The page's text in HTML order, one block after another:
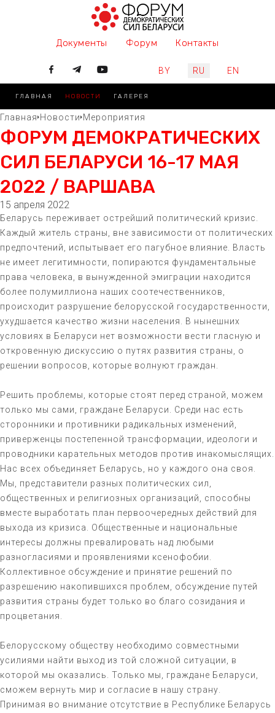
Документы Форум Контакты
Выберите язык
BY RU EN
ГЛАВНАЯ НОВОСТИ ГАЛЕРЕЯ
Главная Новости Мероприятия
ФОРУМ ДЕМОКРАТИЧЕСКИХ
СИЛ БЕЛАРУСИ 16-17 МАЯ
2022 / ВАРШАВА
15 апреля 2022
Беларусь переживает острейший политический кризис.
Каждый житель страны, вне зависимости от политических
предпочтений, испытывает его пагубное влияние. Власть
не имеет легитимности, попираются фундаментальные
права человека, в вынужденной эмиграции находится
более полумиллиона наших соотечественников,
происходит разрушение белорусской государственности,
ухудшается качество жизни населения. В нынешних
условиях в Беларуси нет возможности вести гласную и
откровенную дискуссию о путях развития страны, о
решении вопросов, которые волнуют граждан.
Решить проблемы, которые стоят перед страной, можем
только мы сами, граждане Беларуси. Среди нас есть
сторонники и противники радикальных изменений,
приверженцы постепенной трансформации, идеологи и
проводники карательных методов против инакомыслящих.
Нас всех объединяет Беларусь, но у каждого она своя.
Мы, представители разных политических сил,
общественных и религиозных организаций, способны
вместе выработать план первоочередных действий для
выхода из кризиса. Общественные и национальные
интересы должны превалировать над любыми
разногласиями и проявлениями ксенофобии.
Коллективное обсуждение и принятие решений по
разрешению накопившихся проблем, обсуждение путей
развития страны будет только во благо созидания и
процветания.
Белорусскому обществу необходимо совместными
усилиями найти выход из той сложной ситуации, в
которой мы оказались. Только мы, граждане Беларуси,
сможем вернуть мир и согласие в нашу страну.
Принимая во внимание отсутствие в Республике Беларусь